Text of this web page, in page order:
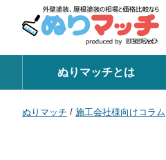
ぬりマッチとは
ぬりマッチ / 施工会社様向けコラム